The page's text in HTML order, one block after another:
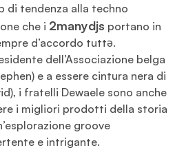
di tendenza alla techno
che i 2manydjs portano in
d’accordo tuttə.
dell’Associazione belga
e a essere cintura nera di
i fratelli Dewaele sono anche
i migliori prodotti della storia
groove
e intrigante.